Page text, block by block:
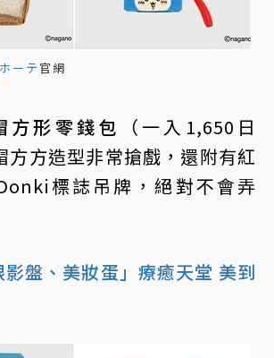
ーテ 官網
方形零錢包
（一入1,650日
方方造型非常搶戲，還附有紅
標誌吊牌，絕對不會弄
盤、美妝蛋」療癒天堂 美到